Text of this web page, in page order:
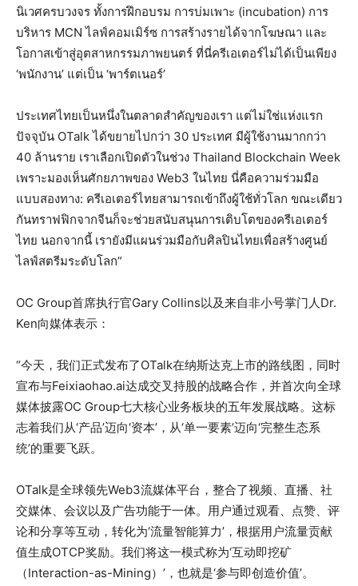
นิเวศครบวงจร ทั้งการฝึกอบรม การบ่มเพาะ (incubation) การ
บริหาร MCN ไลฟ์คอมเมิร์ซ การสร้างรายได้จากโฆษณา และ
โอกาสเข้าสู่อุตสาหกรรมภาพยนตร์ ที่นี่ครีเอเตอร์ไม่ได้เป็นเพียง
‘พนักงาน’ แต่เป็น ‘พาร์ตเนอร์’
ประเทศไทยเป็นหนึ่งในตลาดสำคัญของเรา แต่ไม่ใช่แห่งแรก
ปัจจุบัน OTalk ได้ขยายไปกว่า 30 ประเทศ มีผู้ใช้งานมากกว่า
40 ล้านราย เราเลือกเปิดตัวในช่วง Thailand Blockchain Week
เพราะมองเห็นศักยภาพของ Web3 ในไทย นี่คือความร่วมมือ
แบบสองทาง: ครีเอเตอร์ไทยสามารถเข้าถึงผู้ใช้ทั่วโลก ขณะเดียว
กันทราฟฟิกจากจีนก็จะช่วยสนับสนุนการเติบโตของครีเอเตอร์
ไทย นอกจากนี้ เรายังมีแผนร่วมมือกับศิลปินไทยเพื่อสร้างศูนย์
ไลฟ์สตรีมระดับโลก”
OC Group首席执行官Gary Collins以及来自非小号掌门人Dr.
Ken向媒体表示：
“今天，我们正式发布了OTalk在纳斯达克上市的路线图，同时
宣布与Feixiaohao.ai达成交叉持股的战略合作，并首次向全球
媒体披露OC Group七大核心业务板块的五年发展战略。这标
志着我们从‘产品’迈向‘资本’，从‘单一要素’迈向‘完整生态系
统’的重要飞跃。
OTalk是全球领先Web3流媒体平台，整合了视频、直播、社
交媒体、会议以及广告功能于一体。用户通过观看、点赞、评
论和分享等互动，转化为‘流量智能算力’，根据用户流量贡献
值生成OTCP奖励。我们将这一模式称为‘互动即挖矿
（Interaction-as-Mining）’，也就是‘参与即创造价值’。